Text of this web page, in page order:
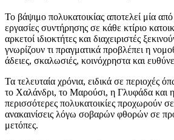
Το βάψιμο πολυκατοικίας αποτελεί μία από
εργασίες συντήρησης σε κάθε κτίριο
αρκετοί ιδιοκτήτες και διαχειριστές
γνωρίζουν τι πραγματικά προβλέπει η
άδειες, σκαλωσιές, κοινόχρηστα και
Τα τελευταία χρόνια, ειδικά σε περιοχές
το Χαλάνδρι, το Μαρούσι, η Γλυφάδα και
περισσότερες πολυκατοικίες προχωρούν
ανακαινίσεις λόγω σοβαρών φθορών σε
μετόπες.